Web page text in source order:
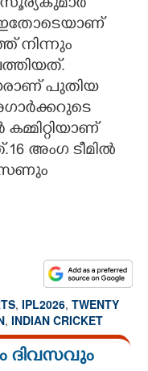
ഇതോടെയാണ്
നിന്നും
പുതിയ
അംഗ ടീമിൽ
, IPL2026, TWENTY
, INDIAN CRICKET
ദിവസവും